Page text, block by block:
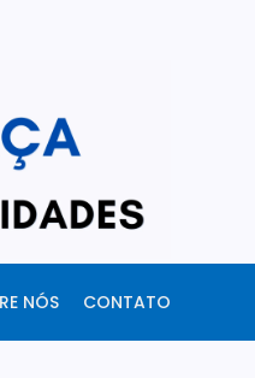
Articles
NÓS CONTATO